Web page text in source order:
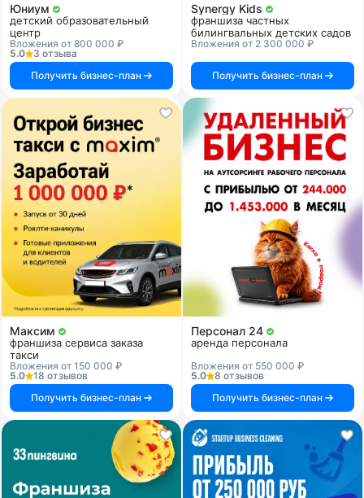
Юниум
детский образовательный
центр
Вложения от 800 000 ₽
5.0
3 отзыва
Получить бизнес-план
Synergy Kids
франшиза частных
билингвальных детских садов
Вложения от 2 300 000 ₽
Получить бизнес-план
Максим
франшиза сервиса заказа
такси
Вложения от 150 000 ₽
5.0
18 отзывов
Получить бизнес-план
Персонал 24
аренда персонала
Вложения от 550 000 ₽
5.0
8 отзывов
Получить бизнес-план